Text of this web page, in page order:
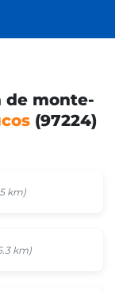
de monte-
(97224)
km)
km)